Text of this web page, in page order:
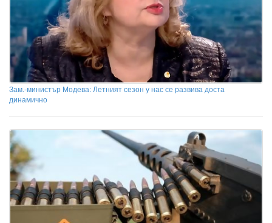
Зам.-министър Модева: Летният сезон у нас се развива доста
динамично